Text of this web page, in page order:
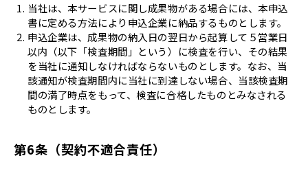
当社は、本サービスに関し成果物がある場合には、本申込
書に定める方法により申込企業に納品するものとします。
申込企業は、成果物の納入日の翌日から起算して５営業日
以内（以下「検査期間」という）に検査を行い、その結果
を当社に通知しなければならないものとします。なお、当
該通知が検査期間内に当社に到達しない場合、当該検査期
間の満了時点をもって、検査に合格したものとみなされる
ものとします。
第6条（契約不適合責任）